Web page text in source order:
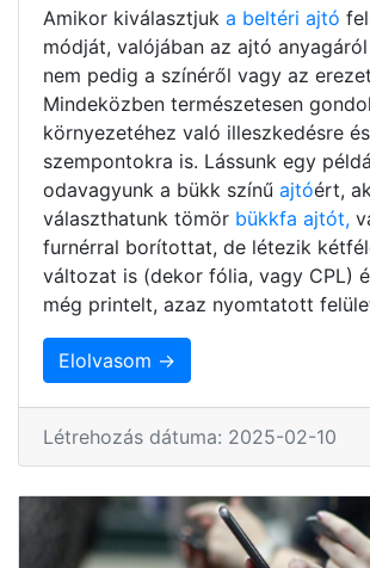
Amikor kiválasztjuk a beltéri ajtó
módját, valójában az ajtó
nem pedig a színéről vagy az
Mindeközben természetesen
környezetéhez való illeszkedésre
szempontokra is. Lássunk egy
odavagyunk a bükk színű ajtóért,
választhatunk tömör bükkfa ajtót,
furnérral borítottat, de létezik
változat is (dekor fólia, vagy CPL)
még printelt, azaz nyomtatott
Elolvasom →
Létrehozás dátuma: 2025-02-10